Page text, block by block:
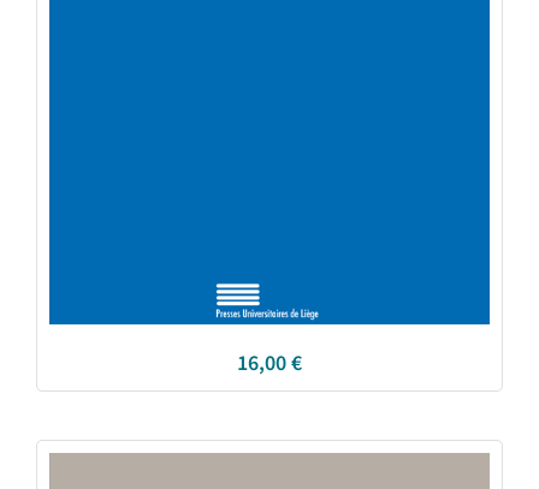
16,00€